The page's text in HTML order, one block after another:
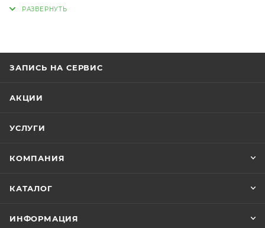
ЗАПИСЬ НА СЕРВИС
АКЦИИ
УСЛУГИ
КОМПАНИЯ
КАТАЛОГ
ИНФОРМАЦИЯ